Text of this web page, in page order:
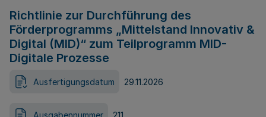
Richtlinie zur Durchführung des
Förderprogramms „Mittelstand Innovativ &
Digital (MID)“ zum Teilprogramm MID-
Digitale Prozesse
Ausfertigungsdatum 29.11.2026
Ausgabennummer 211